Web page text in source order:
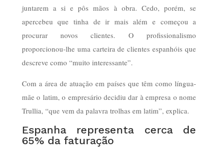
juntarem a si e pôs mãos à obra. Cedo, porém, se
apercebeu que tinha de ir mais além e começou a
procurar novos clientes. O profissionalismo
proporcionou-lhe uma carteira de clientes espanhóis que
descreve como “muito interessante”.
Com a área de atuação em países que têm como língua-
mãe o latim, o empresário decidiu dar à empresa o nome
Trullia, “que vem da palavra trolhas em latim”, explica.
Espanha representa cerca de
65% da faturação